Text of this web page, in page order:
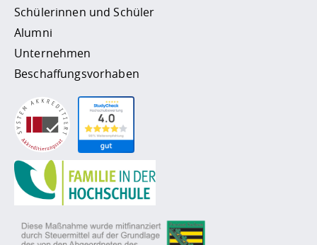
Schülerinnen und Schüler
Alumni
Unternehmen
Beschaffungsvorhaben